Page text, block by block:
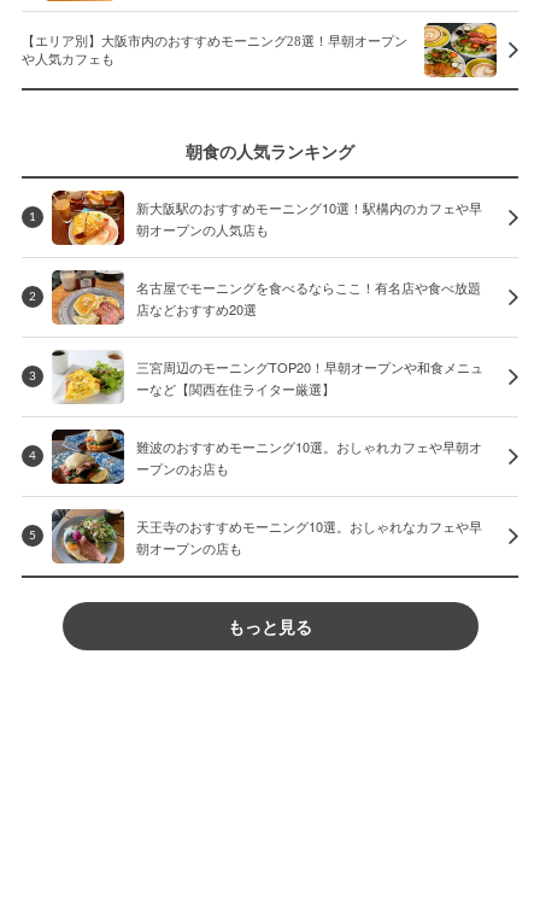
【エリア別】大阪市内のおすすめモーニング28選！早朝オープン
や人気カフェも
朝食の人気ランキング
1
新大阪駅のおすすめモーニング10選！駅構内のカフェや早
朝オープンの人気店も
2
名古屋でモーニングを食べるならここ！有名店や食べ放題
店などおすすめ20選
3
三宮周辺のモーニングTOP20！早朝オープンや和食メニュ
ーなど【関西在住ライター厳選】
4
難波のおすすめモーニング10選。おしゃれカフェや早朝オ
ープンのお店も
5
天王寺のおすすめモーニング10選。おしゃれなカフェや早
朝オープンの店も
もっと見る